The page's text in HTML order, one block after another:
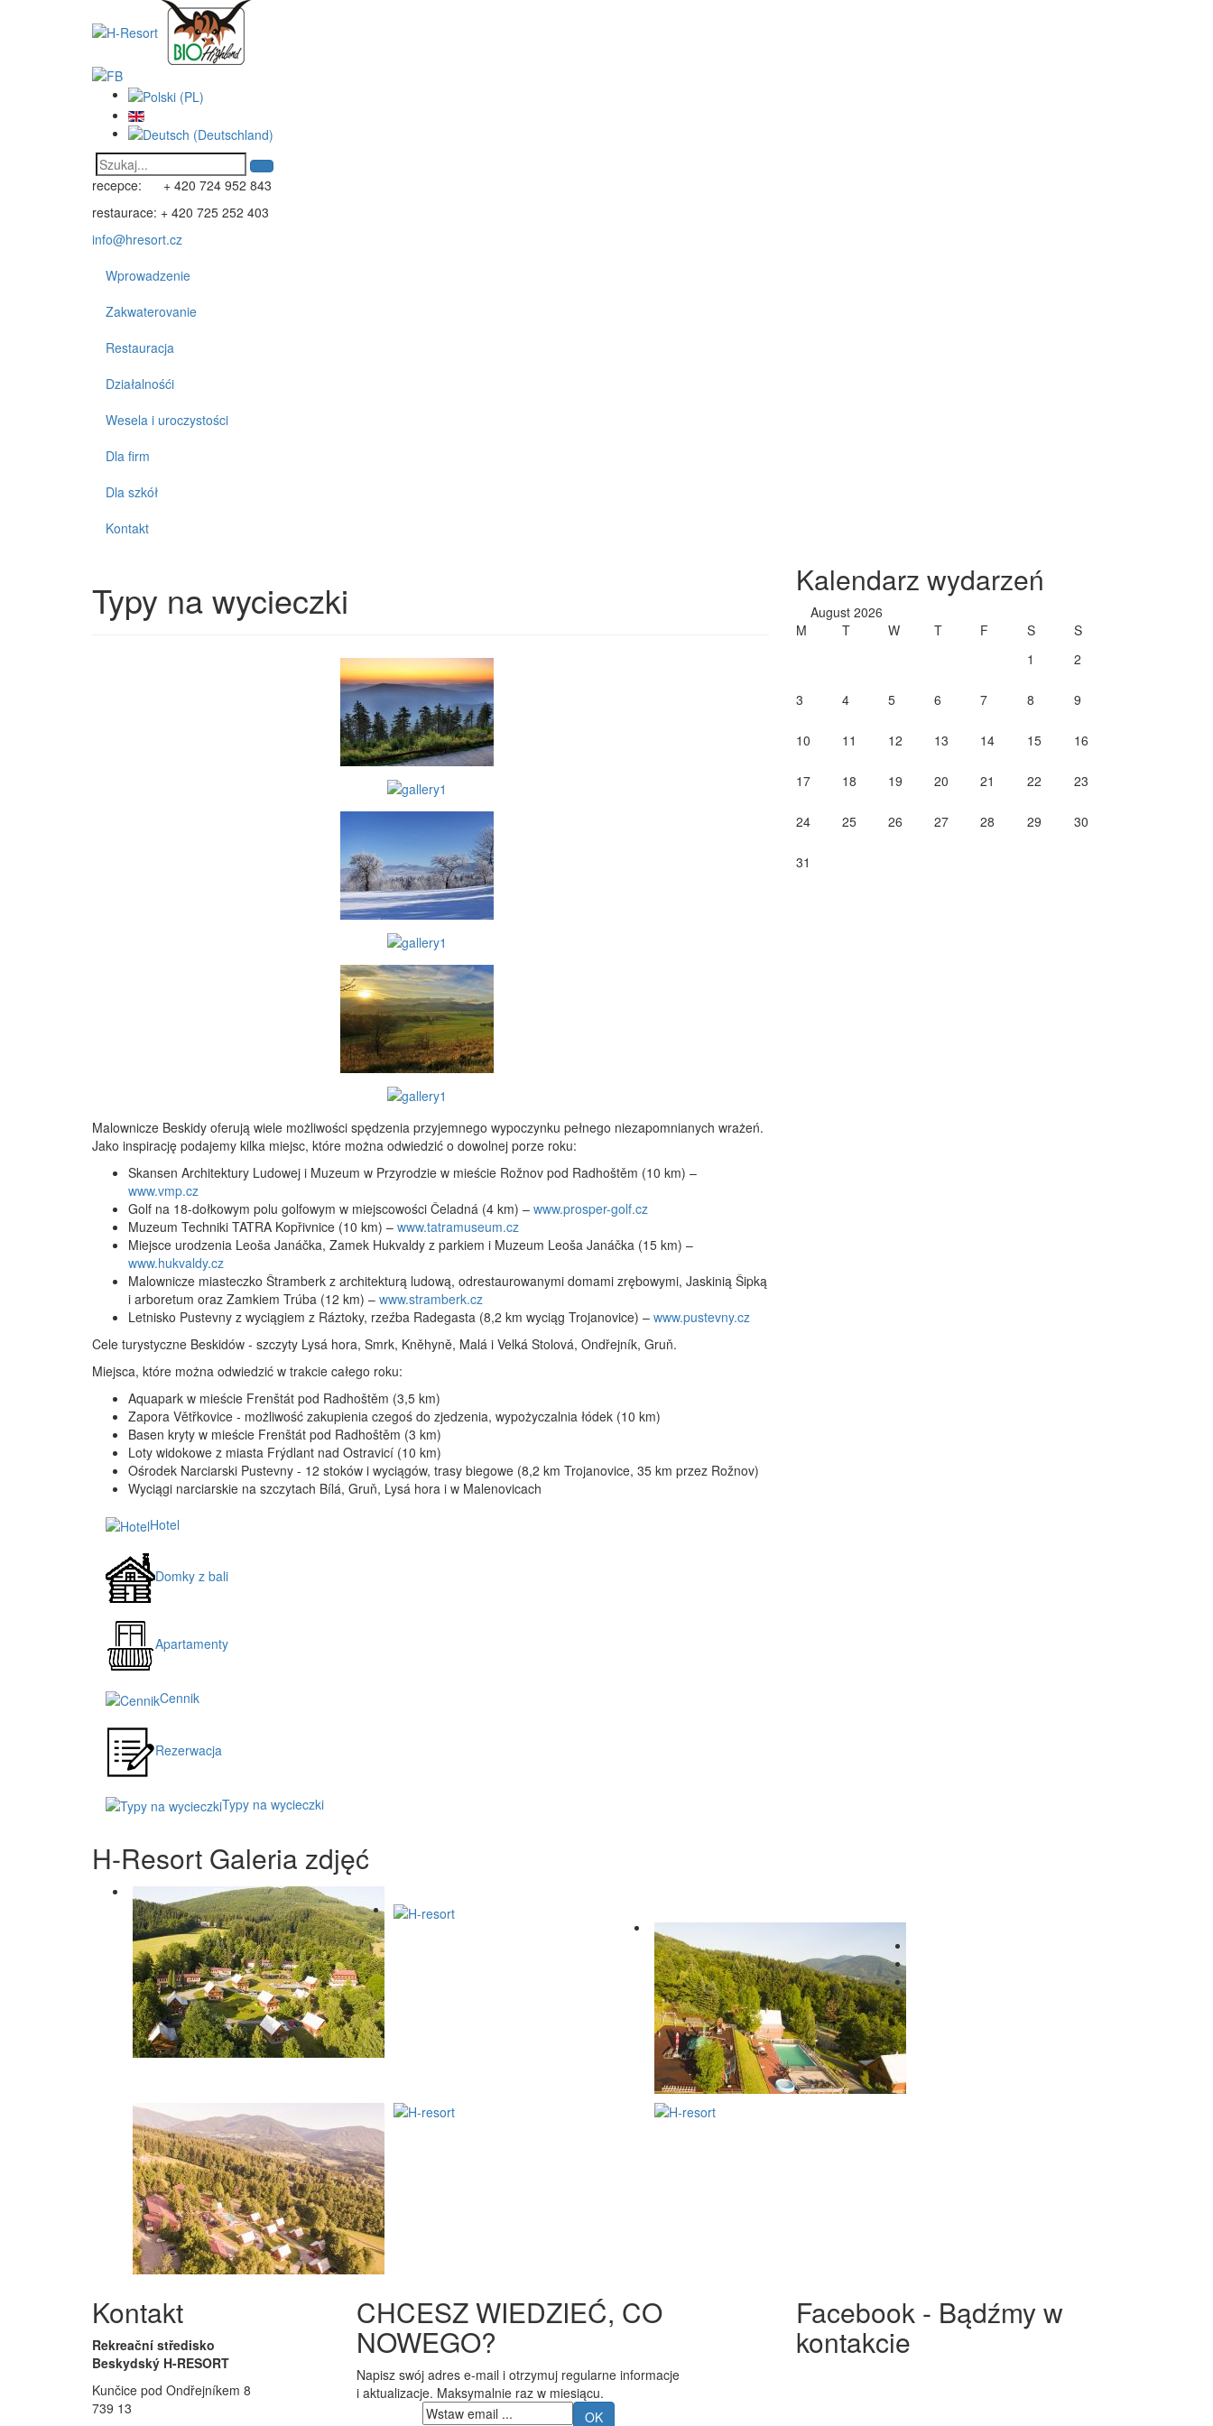
recepce: + 420 724 952 843
restaurace: + 420 725 252 403
info@hresort.cz
Wprowadzenie
Zakwaterovanie
Restauracja
Działalnośći
Wesela i uroczystości
Dla firm
Dla szkół
Kontakt
Typy na wycieczki
Malownicze Beskidy oferują wiele możliwości spędzenia przyjemnego wypoczynku pełnego niezapomnianych wrażeń.
Jako inspirację podajemy kilka miejsc, które można odwiedzić o dowolnej porze roku:
Skansen Architektury Ludowej i Muzeum w Przyrodzie w mieście Rožnov pod Radhoštěm (10 km) –
www.vmp.cz
Golf na 18-dołkowym polu golfowym w miejscowości Čeladná (4 km) – www.prosper-golf.cz
Muzeum Techniki TATRA Kopřivnice (10 km) – www.tatramuseum.cz
Miejsce urodzenia Leoša Janáčka, Zamek Hukvaldy z parkiem i Muzeum Leoša Janáčka (15 km) –
www.hukvaldy.cz
Malownicze miasteczko Štramberk z architekturą ludową, odrestaurowanymi domami zrębowymi, Jaskinią Šipką
i arboretum oraz Zamkiem Trúba (12 km) – www.stramberk.cz
Letnisko Pustevny z wyciągiem z Ráztoky, rzeźba Radegasta (8,2 km wyciąg Trojanovice) – www.pustevny.cz
Cele turystyczne Beskidów - szczyty Lysá hora, Smrk, Kněhyně, Malá i Velká Stolová, Ondřejník, Gruň.
Miejsca, które można odwiedzić w trakcie całego roku:
Aquapark w mieście Frenštát pod Radhoštěm (3,5 km)
Zapora Větřkovice - możliwość zakupienia czegoś do zjedzenia, wypożyczalnia łódek (10 km)
Basen kryty w mieście Frenštát pod Radhoštěm (3 km)
Loty widokowe z miasta Frýdlant nad Ostravicí (10 km)
Ośrodek Narciarski Pustevny - 12 stoków i wyciągów, trasy biegowe (8,2 km Trojanovice, 35 km przez Rožnov)
Wyciągi narciarskie na szczytach Bílá, Gruň, Lysá hora i w Malenovicach
Hotel
Domky z bali
Apartamenty
Cennik
Rezerwacja
Typy na wycieczki
Kalendarz wydarzeń
August 2026
M
T W T F S
S
1
2
3 4 5 6 7 8 9
10 11 12 13 14 15 16
17 18 19 20 21 22 23
24 25 26 27 28 29 30
31
H-Resort Galeria zdjęć
Kontakt
Rekreační středisko
Beskydský H-RESORT
Kunčice pod Ondřejníkem 8
739 13
CHCESZ WIEDZIEĆ, CO
NOWEGO?
Napisz swój adres e-mail i otrzymuj regularne informacje
i aktualizacje. Maksymalnie raz w miesiącu.
Facebook - Bądźmy w
kontakcie